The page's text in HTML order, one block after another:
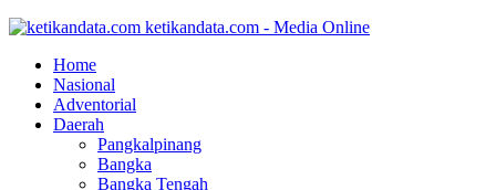
ketikandata.com - Media Online
Home
Nasional
Adventorial
Daerah
Pangkalpinang
Bangka
Bangka Tengah